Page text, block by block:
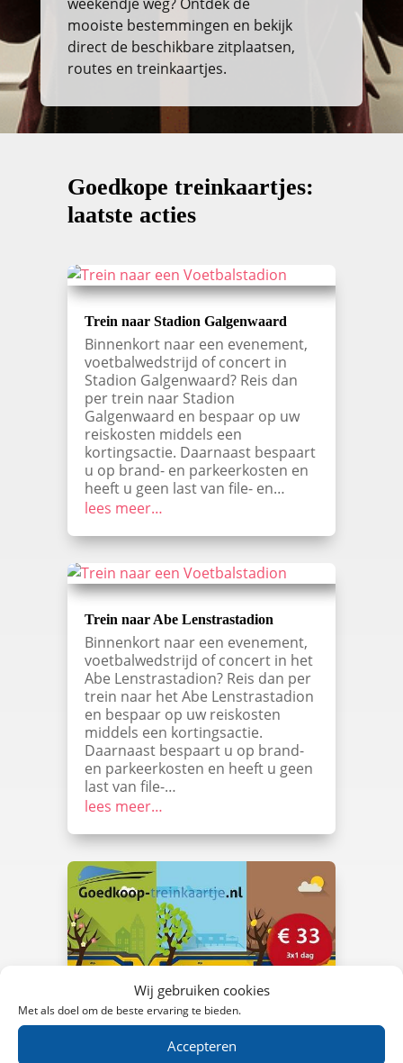
Wij gebruiken cookies
Met als doel om de beste ervaring te bieden.
Accepteren
mooiste bestemmingen en bekijk
direct de beschikbare zitplaatsen,
routes en treinkaartjes.
Goedkope treinkaartjes:
laatste acties
Trein naar Stadion Galgenwaard
Binnenkort naar een evenement,
voetbalwedstrijd of concert in
Stadion Galgenwaard? Reis dan
per trein naar Stadion
Galgenwaard en bespaar op uw
reiskosten middels een
kortingsactie. Daarnaast bespaart
u op brand- en parkeerkosten en
heeft u geen last van file- en…
lees meer…
Trein naar Abe Lenstrastadion
Binnenkort naar een evenement,
voetbalwedstrijd of concert in het
Abe Lenstrastadion? Reis dan per
trein naar het Abe Lenstrastadion
en bespaar op uw reiskosten
middels een kortingsactie.
Daarnaast bespaart u op brand-
en parkeerkosten en heeft u geen
last van file-…
lees meer…
Goedkope treinkaartjes in mei 2017
Opzoek naar een goedkoop
treinkaartje in mei 2017? In de